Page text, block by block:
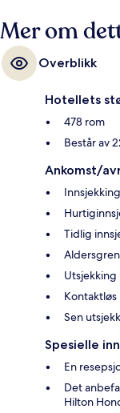
Mer om
Overblikk
Hotellets
478 rom
Består av
Ankomst/
Tidlig
Utsjekking
Sen
Spesielle
En
Det
Hilton